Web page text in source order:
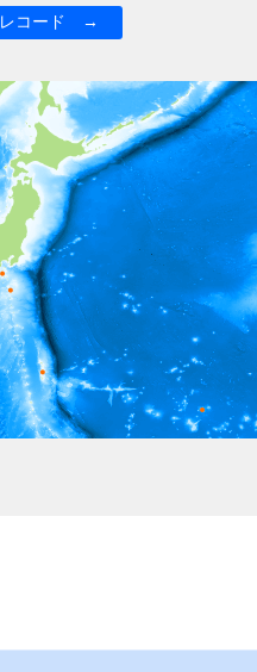
レコード →